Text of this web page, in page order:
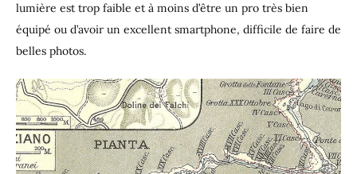
lumière est trop faible et à moins d’être un pro très bien
équipé ou d’avoir un excellent smartphone, difficile de faire de
belles photos.